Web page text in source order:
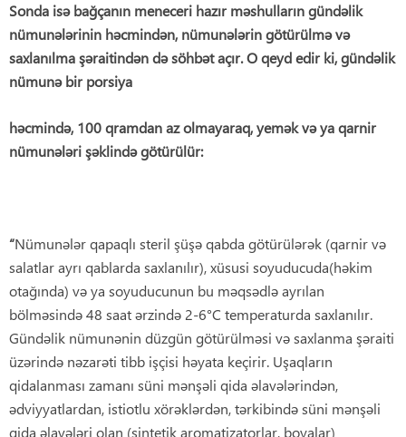
Sonda isə bağçanın meneceri hazır məshulların gündəlik
nümunələrinin həcmindən, nümunələrin götürülmə və
saxlanılma şəraitindən də söhbət açır. O qeyd edir ki, gündəlik
nümunə bir porsiya
həcmində, 100 qramdan az olmayaraq, yemək və ya qarnir
nümunələri şəklində götürülür:
“Nümunələr qapaqlı steril şüşə qabda götürülərək (qarnir və
salatlar ayrı qablarda saxlanılır), xüsusi soyuducuda(həkim
otağında) və ya soyuducunun bu məqsədlə ayrılan
bölməsində 48 saat ərzində 2-6°C temperaturda saxlanılır.
Gündəlik nümunənin düzgün götürülməsi və saxlanma şəraiti
üzərində nəzarəti tibb işçisi həyata keçirir. Uşaqların
qidalanması zamanı süni mənşəli qida əlavələrindən,
ədviyyatlardan, istiotlu xörəklərdən, tərkibində süni mənşəli
qida əlavələri olan (sintetik aromatizatorlar, boyalar)